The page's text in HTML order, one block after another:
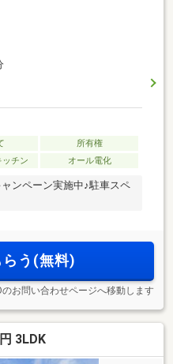
所有権
ッチン オール電化
ンペーン実施中♪駐車スペ
らう(無料)
のお問い合わせページへ移動します
3LDK